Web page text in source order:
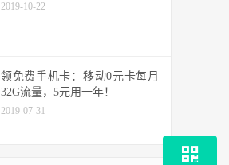
2019-10-22
领免费手机卡：移动0元卡每月
32G流量，5元用一年！
2019-07-31